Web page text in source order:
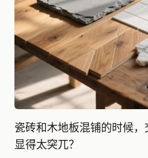
瓷砖和木地板混铺的时候
显得太突兀？